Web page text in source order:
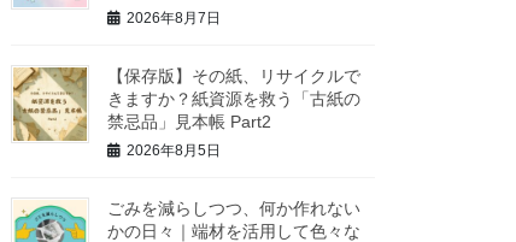
2026年8月7日
【保存版】その紙、リサイクルで
きますか？紙資源を救う「古紙の
禁忌品」見本帳 Part2
2026年8月5日
ごみを減らしつつ、何か作れない
かの日々｜端材を活用して色々な